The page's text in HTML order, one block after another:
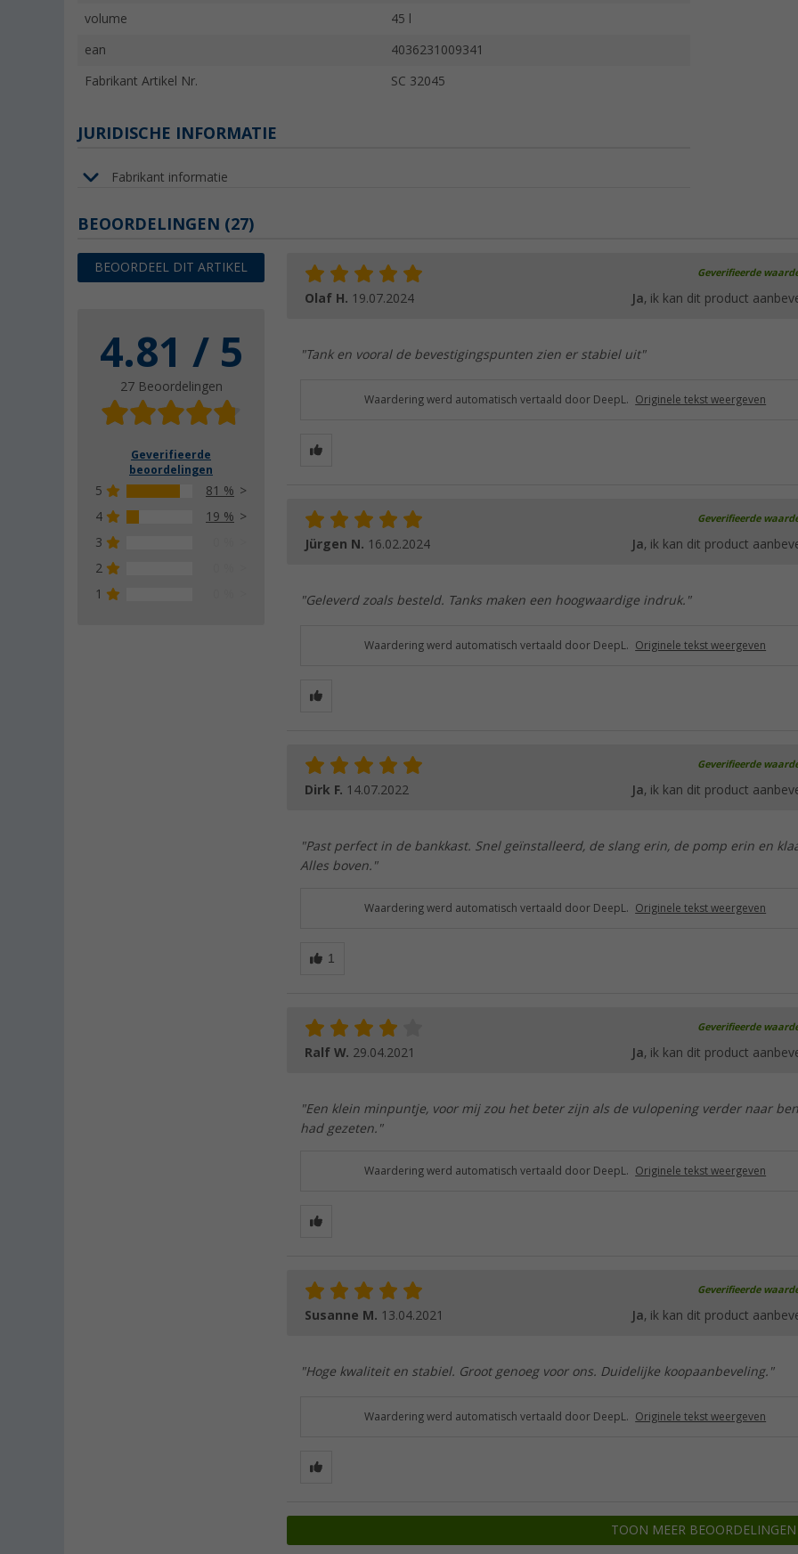
volume 45 l
ean 4036231009341
Fabrikant Artikel Nr. SC 32045
JURIDISCHE INFORMATIE
Fabrikant informatie
BEOORDELINGEN (27)
BEOORDEEL DIT ARTIKEL
4.81 / 5
27 Beoordelingen
Geverifieerde
beoordelingen
5
81 %
4
19 %
3
2
1
Geverifieerde
Olaf H. 19.07.2024 Ja, ik kan dit product
"Tank en vooral de bevestigingspunten zien er stabiel uit"
Waardering werd automatisch vertaald door DeepL. Originele tekst weergeven
Geverifieerde
Jürgen N. 16.02.2024 Ja, ik kan dit product
"Geleverd zoals besteld. Tanks maken een hoogwaardige indruk."
Waardering werd automatisch vertaald door DeepL. Originele tekst weergeven
Geverifieerde
Dirk F. 14.07.2022 Ja, ik kan dit product
"Past perfect in de bankkast. Snel geïnstalleerd, de slang erin, de pomp erin en
Alles boven."
Waardering werd automatisch vertaald door DeepL. Originele tekst weergeven
Geverifieerde
Ralf W. 29.04.2021 Ja, ik kan dit product
"Een klein minpuntje, voor mij zou het beter zijn als de vulopening verder naar
had gezeten."
Waardering werd automatisch vertaald door DeepL. Originele tekst weergeven
Geverifieerde
Susanne M. 13.04.2021 Ja, ik kan dit product
"Hoge kwaliteit en stabiel. Groot genoeg voor ons. Duidelijke koopaanbeveling."
Waardering werd automatisch vertaald door DeepL. Originele tekst weergeven
TOON MEER BEOORDELINGEN